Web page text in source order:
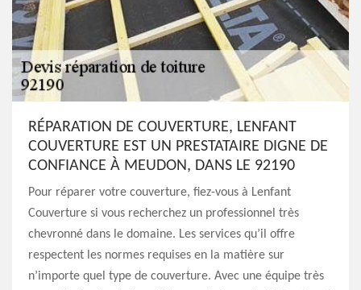
RÉPARATION DE COUVERTURE, LENFANT
COUVERTURE EST UN PRESTATAIRE DIGNE DE
CONFIANCE À MEUDON, DANS LE 92190
Pour réparer votre couverture, fiez-vous à Lenfant
Couverture si vous recherchez un professionnel très
chevronné dans le domaine. Les services qu’il offre
respectent les normes requises en la matière sur
n’importe quel type de couverture. Avec une équipe très